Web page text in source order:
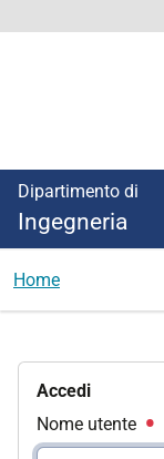
Dipartimento di
Ingegneria
Home
Accedi
Nome utente